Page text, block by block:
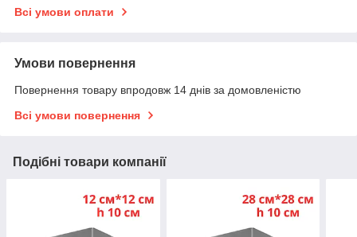
Всі умови оплати
Умови повернення
Повернення товару впродовж 14 днів за домовленістю
Всі умови повернення
Подібні товари компанії